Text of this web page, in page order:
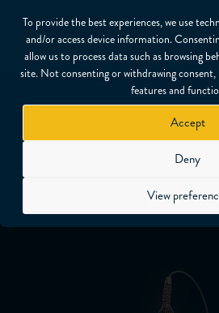
To provide the best experiences, we use
and/or access device information.
allow us to process data such as browsing
site. Not consenting or withdrawing
features and
Accept
Deny
View